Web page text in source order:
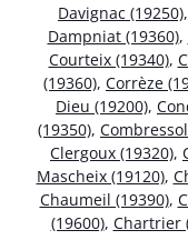
Davignac (19250),
Dampniat (19360),
Courteix (19340),
(19360), Corrèze
Dieu (19200),
(19350),
Clergoux (19320),
Mascheix (19120),
Chaumeil (19390),
(19600), Chartrier